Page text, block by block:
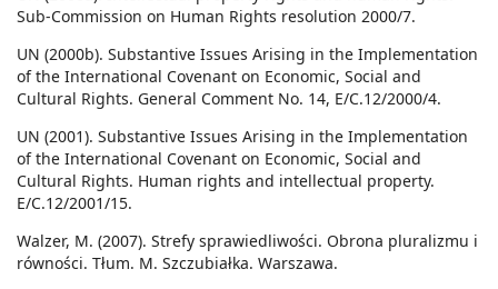
Sub-Commission on Human Rights resolution 2000/7.
UN (2000b). Substantive Issues Arising in the Implementation
of the International Covenant on Economic, Social and
Cultural Rights. General Comment No. 14, E/C.12/2000/4.
UN (2001). Substantive Issues Arising in the Implementation
of the International Covenant on Economic, Social and
Cultural Rights. Human rights and intellectual property.
E/C.12/2001/15.
Walzer, M. (2007). Strefy sprawiedliwości. Obrona pluralizmu i
równości. Tłum. M. Szczubiałka. Warszawa.